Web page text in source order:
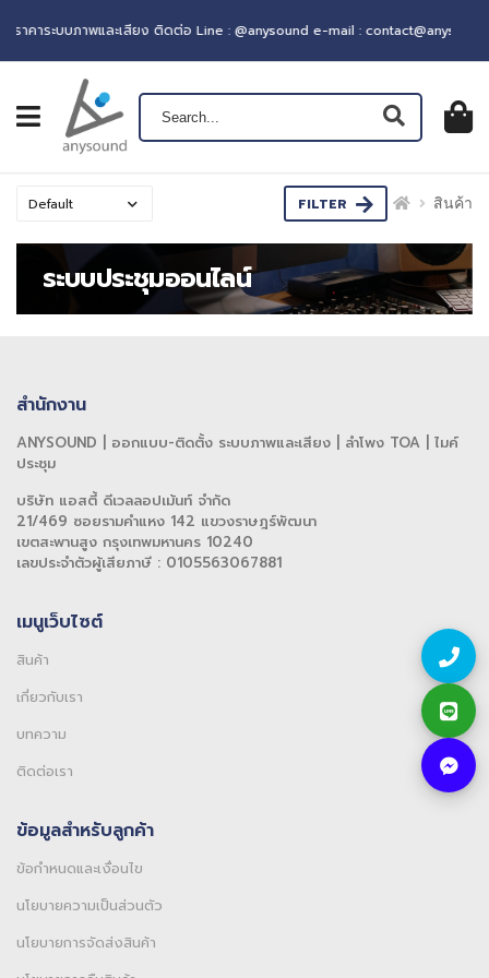
ราคาระบบภาพและเสียง ติดต่อ Line : @anysound e-mail :
เปิดเมนู ตะกร้
0฿
FILTER สินค้า
ระบบประชุมออนไลน์
สำนักงาน
ANYSOUND | ออกแบบ-ติดตั้ง ระบบภาพและเสียง | ลำโพง TOA | ไมค์
ประชุม
บริษัท แอสตี้ ดีเวลลอปเม้นท์ จำกัด
21/469 ซอยรามคำแหง 142 แขวงราษฎร์พัฒนา
เขตสะพานสูง กรุงเทพมหานคร 10240
เลขประจำตัวผู้เสียภาษี : 0105563067881
เมนูเว็บไซต์
สินค้า
เกี่ยวกับเรา
บทความ
ติดต่อเรา
ข้อมูลสำหรับลูกค้า
ข้อกำหนดและเงื่อนไข
นโยบายความเป็นส่วนตัว
นโยบายการจัดส่งสินค้า